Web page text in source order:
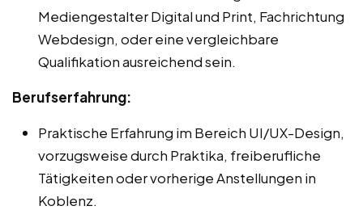
Mediengestalter Digital und Print, Fachrichtung
Webdesign, oder eine vergleichbare
Qualifikation ausreichend sein.
Berufserfahrung:
Praktische Erfahrung im Bereich UI/UX-Design,
vorzugsweise durch Praktika, freiberufliche
Tätigkeiten oder vorherige Anstellungen in
Koblenz.